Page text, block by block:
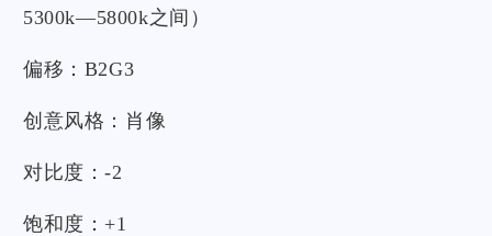
5300k—5800k之间）
偏移：B2G3
创意风格：肖像
对比度：-2
饱和度：+1